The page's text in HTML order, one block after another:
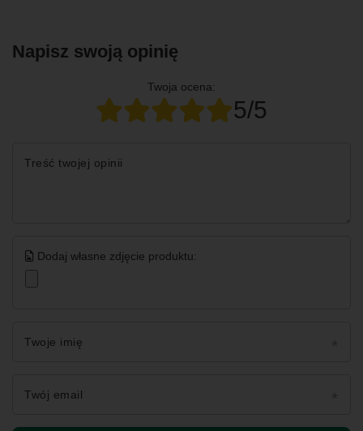
Napisz swoją opinię
Twoja ocena:
5/5
Treść twojej opinii
Dodaj własne zdjęcie produktu:
Twoje imię
Twój email